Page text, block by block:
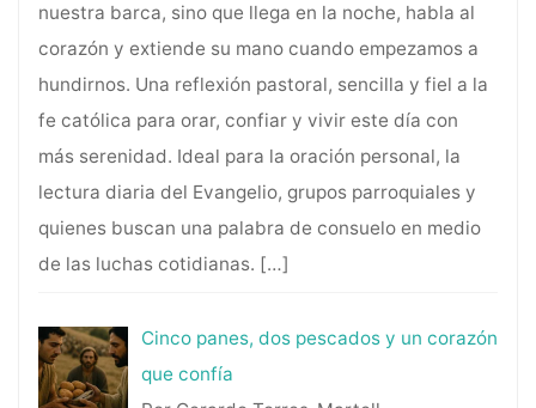
nuestra barca, sino que llega en la noche, habla al
corazón y extiende su mano cuando empezamos a
hundirnos. Una reflexión pastoral, sencilla y fiel a la
fe católica para orar, confiar y vivir este día con
más serenidad. Ideal para la oración personal, la
lectura diaria del Evangelio, grupos parroquiales y
quienes buscan una palabra de consuelo en medio
de las luchas cotidianas. […]
Cinco panes, dos pescados y un corazón
que confía